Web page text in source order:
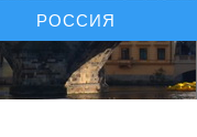
РОССИЯ